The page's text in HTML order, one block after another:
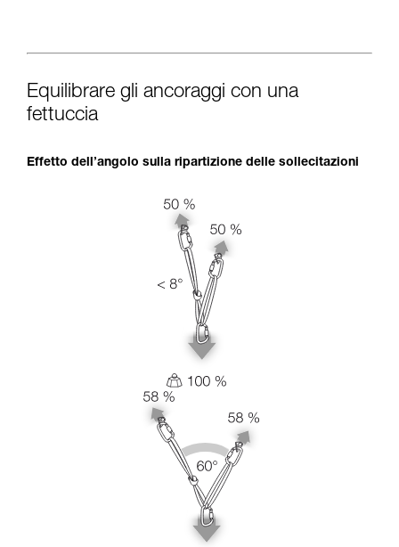
Equilibrare gli ancoraggi con una
fettuccia
Effetto dell’angolo sulla ripartizione delle sollecitazioni